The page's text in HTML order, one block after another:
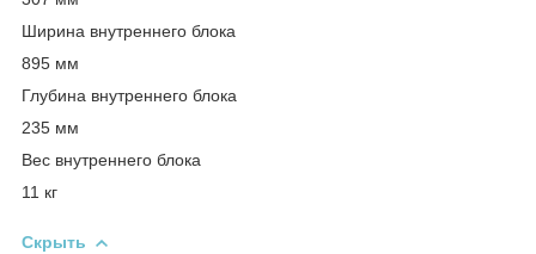
Ширина внутреннего блока
895 мм
Глубина внутреннего блока
235 мм
Вес внутреннего блока
11 кг
Скрыть